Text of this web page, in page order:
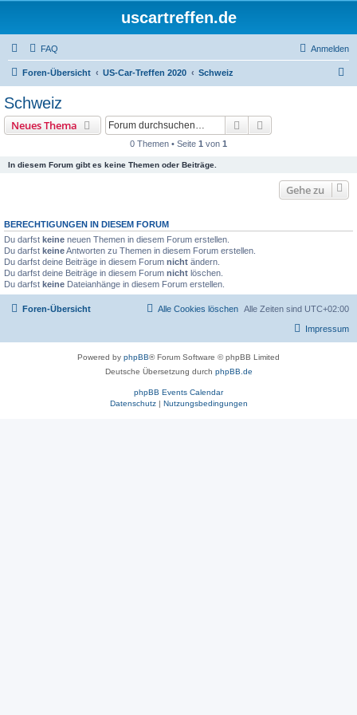
uscartreffen.de
FAQ Anmelden
Foren-Übersicht US-Car-Treffen 2020 Schweiz
Schweiz
Neues Thema Suche
0 Themen • Seite 1 von 1
In diesem Forum gibt es keine Themen oder Beiträge.
Gehe zu
BERECHTIGUNGEN IN DIESEM FORUM
Du darfst keine neuen Themen in diesem Forum erstellen.
Du darfst keineAntworten zu Themen in diesem Forum erstellen.
Du darfst deine Beiträge in diesem Forum nicht ändern.
Du darfst deine Beiträge in diesem Forum nicht löschen.
Du darfst keine Dateianhänge in diesem Forum erstellen.
Foren-Übersicht Alle Zeiten sind UTC+02:00
Alle Cookies löschen
Impressum
Powered by phpBB® Forum Software © phpBB Limited
Deutsche Übersetzung durch phpBB.de
phpBB Events Calendar
Datenschutz| Nutzungsbedingungen